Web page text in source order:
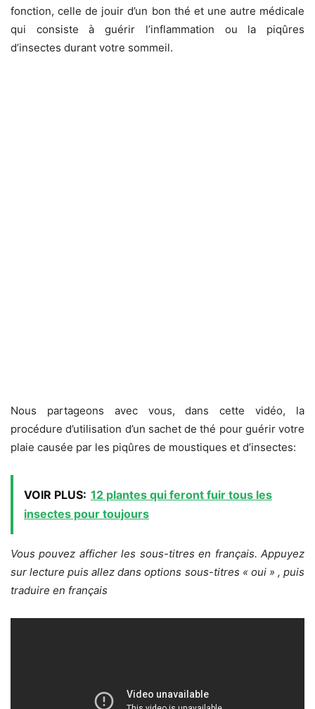
fonction, celle de jouir d’un bon thé et une autre médicale
qui consiste à guérir l’inflammation ou la piqûres
d’insectes durant votre sommeil.
Nous partageons avec vous, dans cette vidéo, la
procédure d’utilisation d’un sachet de thé pour guérir votre
plaie causée par les piqûres de moustiques et d’insectes:
VOIR PLUS: 12 plantes qui feront fuir tous les
insectes pour toujours
Vous pouvez afficherles sous-titres en français.Appuyez
sur lecture puis allez dans options sous-titres « oui » , puis
traduire en français